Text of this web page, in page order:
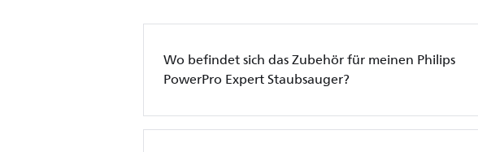
Wo befindet sich das Zubehör für meinen Philips
PowerPro Expert Staubsauger?